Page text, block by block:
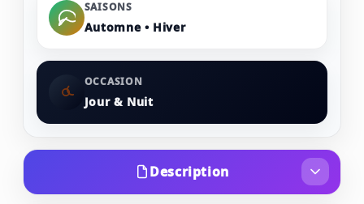
SAISONS
Automne • Hiver
OCCASION
Jour & Nuit
Description